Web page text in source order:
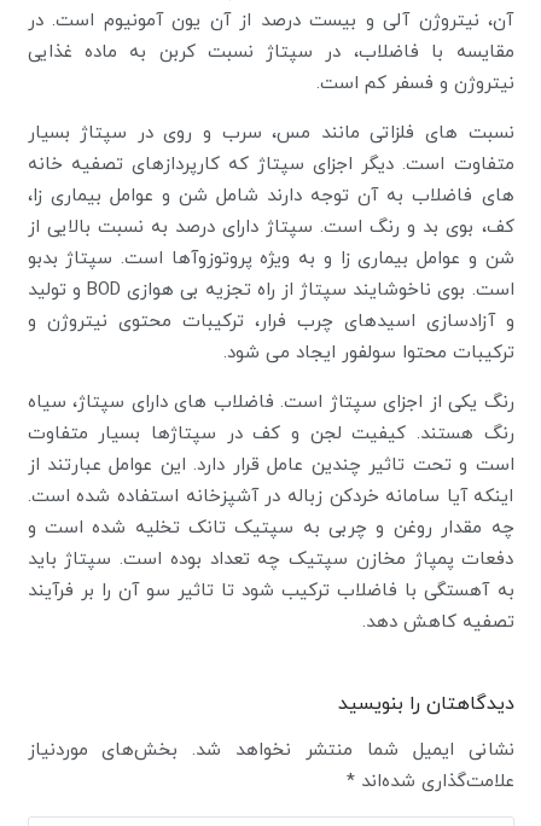
آن، نیتروژن آلی و بیست درصد از آن یون آمونیوم است. در
مقایسه با فاضلاب، در سپتاژ نسبت کربن به ماده غذایی
نیتروژن و فسفر کم است.
نسبت های فلزاتی مانند مس، سرب و روی در سپتاژ بسیار
متفاوت است. دیگر اجزای سپتاژ که کارپردازهای تصفیه خانه
های فاضلاب به آن توجه دارند شامل شن و عوامل بیماری زا،
کف، بوی بد و رنگ است. سپتاژ دارای درصد به نسبت بالایی از
شن و عوامل بیماری زا و به ویژه پروتوزوآها است. سپتاژ بدبو
است. بوی ناخوشایند سپتاژ از راه تجزیه بی هوازی BOD و تولید
و آزادسازی اسیدهای چرب فرار، ترکیبات محتوی نیتروژن و
ترکیبات محتوا سولفور ایجاد می شود.
رنگ یکی از اجزای سپتاژ است. فاضلاب های دارای سپتاژ، سیاه
رنگ هستند. کیفیت لجن و کف در سپتاژها بسیار متفاوت
است و تحت تاثیر چندین عامل قرار دارد. این عوامل عبارتند از
اینکه آیا سامانه خردکن زباله در آشپزخانه استفاده شده است.
چه مقدار روغن و چربی به سپتیک تانک تخلیه شده است و
دفعات پمپاژ مخازن سپتیک چه تعداد بوده است. سپتاژ باید
به آهستگی با فاضلاب ترکیب شود تا تاثیر سو آن را بر فرآیند
تصفیه کاهش دهد.
دیدگاهتان را بنویسید
نشانی ایمیل شما منتشر نخواهد شد.
بخش‌های موردنیاز
علامت‌گذاری شده‌اند*